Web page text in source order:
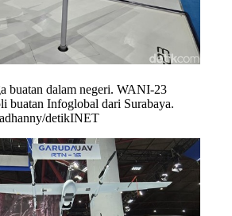
buatan dalam negeri. WANI-23
buatan Infoglobal dari Surabaya.
detikINET